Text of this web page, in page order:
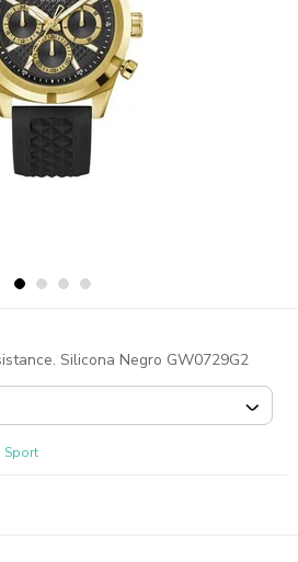
Silicona Negro GW0729G2
Sport